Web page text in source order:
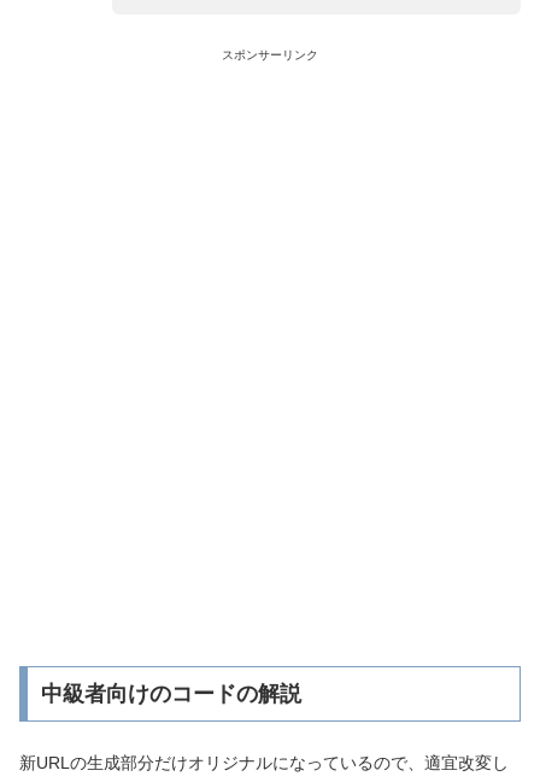
スポンサーリンク
中級者向けのコードの解説
新URLの生成部分だけオリジナルになっているので、適宜改変し